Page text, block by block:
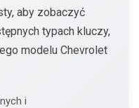
aby zobaczyć
typach kluczy,
modelu Chevrolet
i